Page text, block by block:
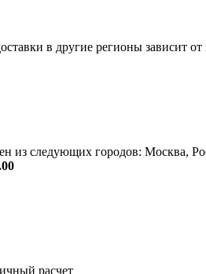
в другие регионы зависит
из следующих городов: Москва,
расчет